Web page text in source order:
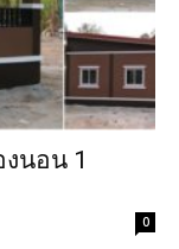
นอน 1
0